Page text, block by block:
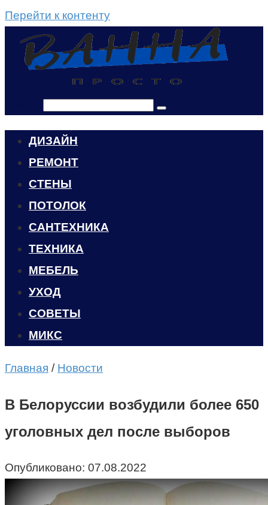
Перейти к контенту
ДИЗАЙН
РЕМОНТ
СТЕНЫ
ПОТОЛОК
САНТЕХНИКА
ТЕХНИКА
МЕБЕЛЬ
УХОД
CОВЕТЫ
МИКС
Главная / Новости
В Белоруссии возбудили более 650
уголовных дел после выборов
Опубликовано: 07.08.2022